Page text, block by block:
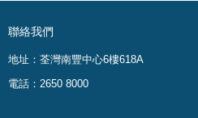
聯絡我們
地址：荃灣南豐中心6樓618A
電話：2650 8000